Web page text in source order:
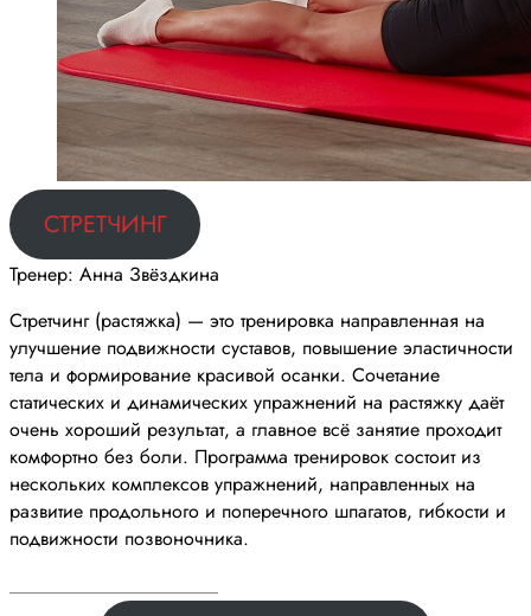
СТРЕТЧИНГ
Тренер: Анна Звёздкина
Стретчинг (растяжка) — это тренировка направленная на
улучшение подвижности суставов, повышение эластичности
тела и формирование красивой осанки. Сочетание
статических и динамических упражнений на растяжку даёт
очень хороший результат, а главное всё занятие проходит
комфортно без боли. Программа тренировок состоит из
нескольких комплексов упражнений, направленных на
развитие продольного и поперечного шпагатов, гибкости и
подвижности позвоночника.